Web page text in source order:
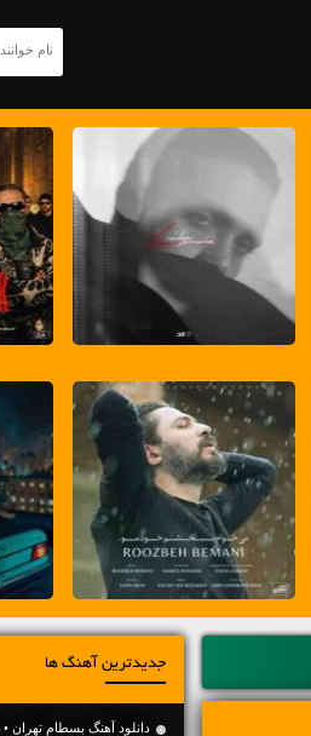
جدیدترین آهنگ ها
دانلود آهنگ بسطام تهران • Bastaam Tehran